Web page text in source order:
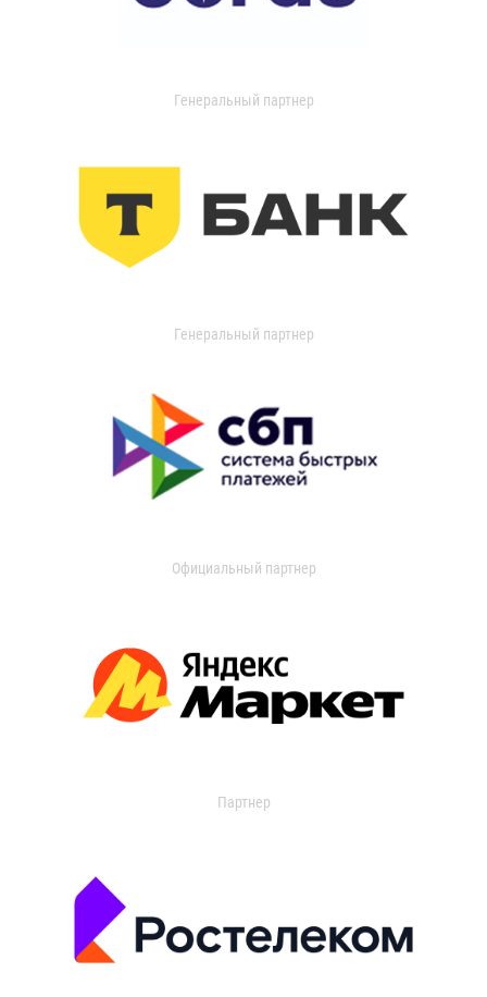
Генеральный партнер
Генеральный партнер
Официальный партнер
Партнер